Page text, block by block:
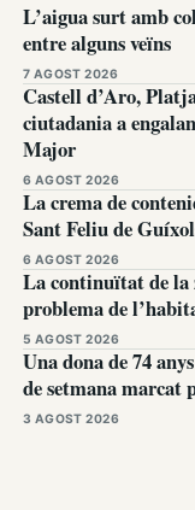
L’aigua surt amb
entre alguns veïns
7 AGOST 2026
Castell d’Aro,
ciutadania a
Major
6 AGOST 2026
La crema de
Sant Feliu de
6 AGOST 2026
La continuïtat de la
problema de
5 AGOST 2026
Una dona de 74
de setmana marcat
3 AGOST 2026